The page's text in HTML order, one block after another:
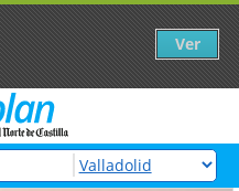
Ver